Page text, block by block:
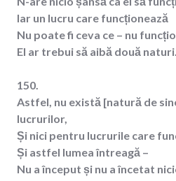
Iar un lucru care funcționează
Nu poate fi ceva ce – nu
El ar trebui să aibă două naturi.
150.
Astfel, nu există [natură de
lucrurilor,
Și nici pentru lucrurile care
Și astfel lumea întreagă –
Nu a început și nu a încetat